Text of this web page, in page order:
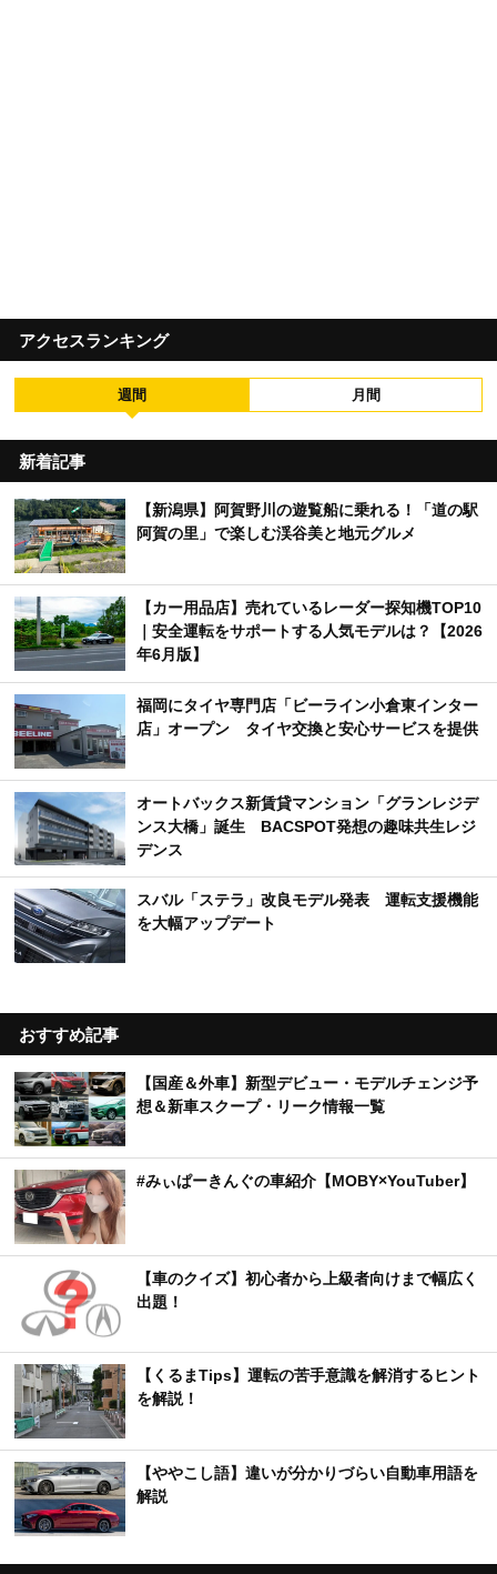
アクセスランキング
週間 月間
新着記事
【新潟県】阿賀野川の遊覧船に乗れる！「道の駅
阿賀の里」で楽しむ渓谷美と地元グルメ
【カー用品店】売れているレーダー探知機TOP10
｜安全運転をサポートする人気モデルは？【2026
年6月版】
福岡にタイヤ専門店「ビーライン小倉東インター
店」オープン タイヤ交換と安心サービスを提供
オートバックス新賃貸マンション「グランレジデ
ンス大橋」誕生 BACSPOT発想の趣味共生レジ
デンス
スバル「ステラ」改良モデル発表 運転支援機能
を大幅アップデート
おすすめ記事
【国産＆外車】新型デビュー・モデルチェンジ予
想＆新車スクープ・リーク情報一覧
#みぃぱーきんぐの車紹介【MOBY×YouTuber】
【車のクイズ】初心者から上級者向けまで幅広く
出題！
【くるまTips】運転の苦手意識を解消するヒント
を解説！
【ややこし語】違いが分かりづらい自動車用語を
解説